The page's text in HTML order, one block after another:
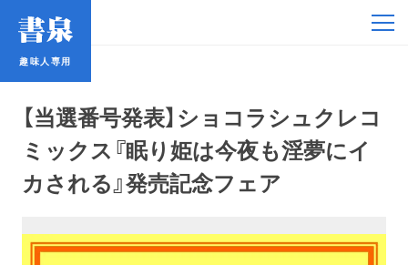
趣味人専用
【当選番号発表】ショコラシュクレコ
ミックス『眠り姫は今夜も淫夢にイ
カされる』発売記念フェア
趣味人専用